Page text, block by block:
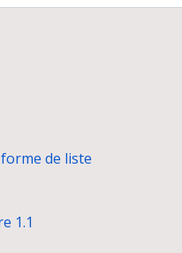
de liste
1.1